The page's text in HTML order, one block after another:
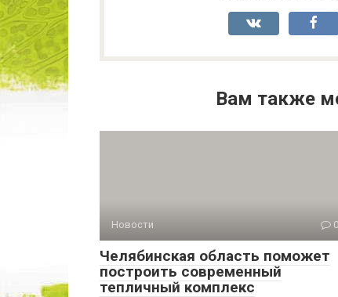
Вам также
Новости 0
Челябинская область поможет
построить современный
тепличный комплекс